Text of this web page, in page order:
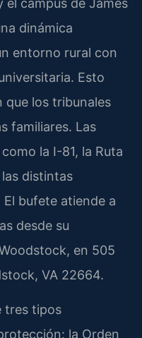
el campus de James
dinámica
entorno rural con
Esto
que los tribunales
familiares. Las
la I-81, la Ruta
las distintas
bufete atiende a
desde su
en 505
VA 22664.
tres tipos
la Orden